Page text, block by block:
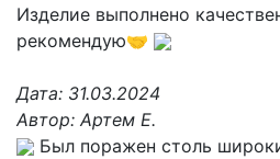
Изделие выполнено
рекомендую🤝
Дата: 31.03.2024
Автор: Артем Е.
Был поражен столь